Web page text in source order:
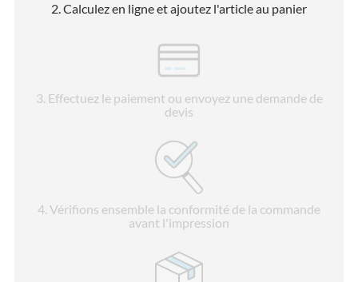
2. Calculez en ligne et ajoutez l'article au panier
3 . Effectuez le paiement ou envoyez une demande de
devis
4. Vérifions ensemble la conformité de la commande
avant l'impression